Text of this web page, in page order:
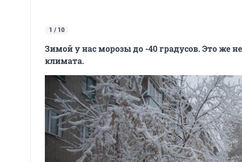
1 / 10
Зимой у нас морозы до -40 градусов. Это же
климата.